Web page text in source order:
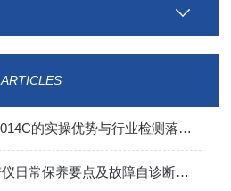
岛津气相色谱仪GC2014C的实操优势与行业检测落地应用
岛津gc2014气相色谱仪日常保养要点及故障自诊断系统使用技巧